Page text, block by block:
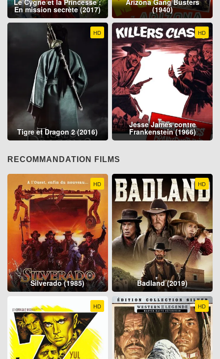
Le Cygne et la Princesse :
En mission secrète (2017)
Arizona Gang Busters
(1940)
HD
Tigre et Dragon 2 (2016)
HD
Jesse James contre
Frankenstein (1966)
RECOMMANDATION FILMS
HD
Silverado (1985)
HD
Badland (2019)
HD HD